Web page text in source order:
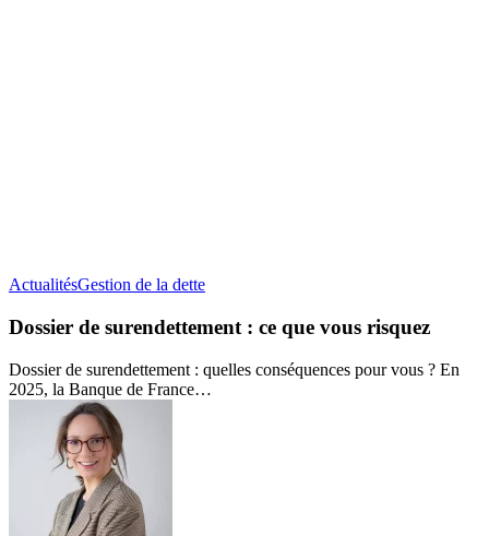
ActualitésGestion de la detteDossier
surendettement
ce
que
vous
Dossier de surendettement : ce que vous risquez
Dossier de surendettement : quelles conséquences pour vous ? En
2025, la Banque de France…